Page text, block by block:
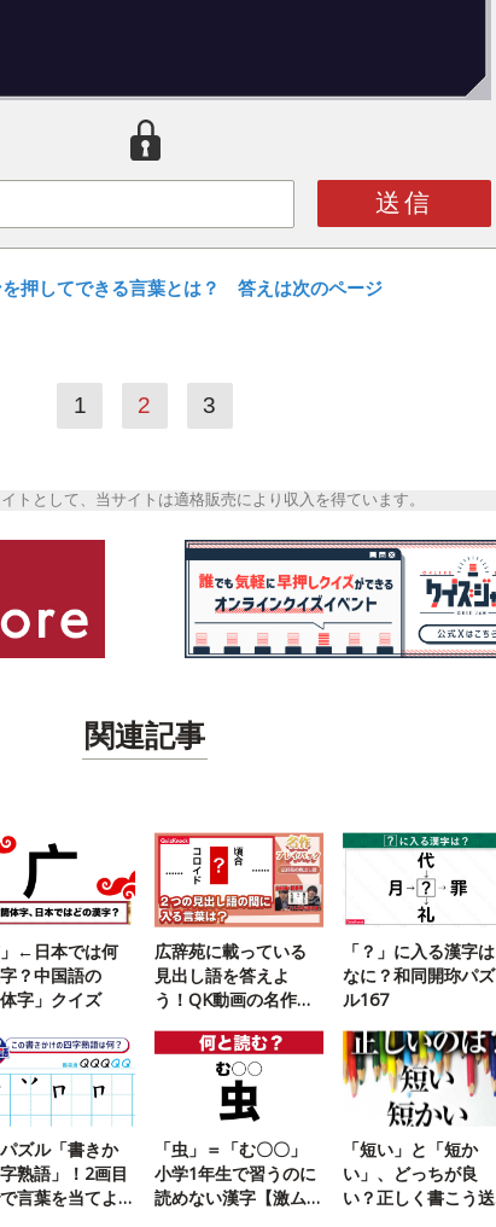
送信
を押してできる言葉とは？ 答えは次のページ
1 2 3
トとして、当サイトは適格販売により収入を得ています。
関連記事
」←日本では何
？中国語の
体字」クイズ
広辞苑に載っている
見出し語を答えよ
う！QK動画の名作ク
「？」に入る漢字は
なに？和同開珎パズ
ル167
ズル「書きか
熟語」！2画目
言葉を当てよ
「虫」＝「む〇〇」
小学1年生で習うのに
読めない漢字【激ム
「短い」と「短か
い」、どっちが良
い？正しく書こう送